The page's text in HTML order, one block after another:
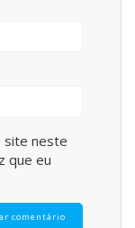
site neste
que eu